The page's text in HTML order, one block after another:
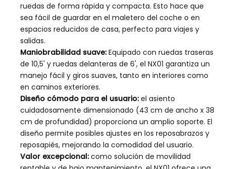
ruedas de forma rápida y compacta. Esto hace que
sea fácil de guardar en el maletero del coche o en
espacios reducidos de casa, perfecto para viajes y
salidas.
Maniobrabilidad suave:Equipado con ruedas traseras
de 10,5' y ruedas delanteras de 6', el NX01 garantiza un
manejo fácil y giros suaves, tanto en interiores como
en caminos exteriores.
Diseño cómodo para el usuario:el asiento
cuidadosamente dimensionado (43 cm de ancho x 38
cm de profundidad) proporciona un amplio soporte. El
diseño permite posibles ajustes en los reposabrazos y
reposapiés, mejorando la comodidad del usuario.
Valor excepcional:como solución de movilidad